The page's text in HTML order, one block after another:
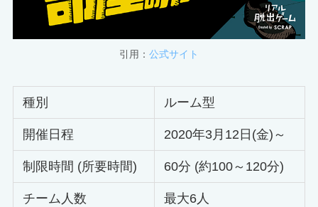
引用： 公式サイト
種別 ルーム型
開催日程 2020年3月12日(金)～
制限時間 (所要時間) 60分 (約100～120分)
チーム人数 最大6人